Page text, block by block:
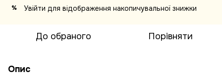
% Увійти для відображення накопичувальної знижки
До обраного Порівняти
Опис